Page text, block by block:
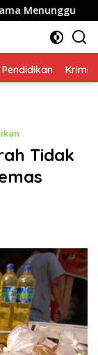
Menteri
Pendidikan
Tidak